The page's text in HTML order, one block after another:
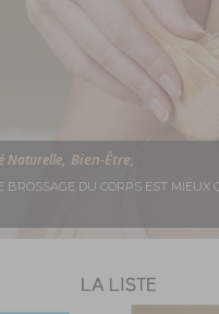
Naturelle, Bien-Être,
BROSSAGE DU CORPS EST MIEUX